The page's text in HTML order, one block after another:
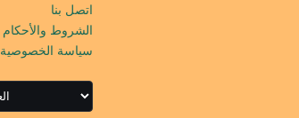
اتصل بنا
الشروط والأحكام
سياسة الخصوصية